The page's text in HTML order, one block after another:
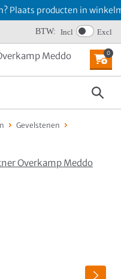
producten in
BTW: Incl Excl
0
Gevelstenen